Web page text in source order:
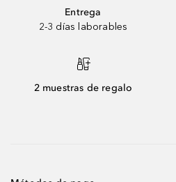
Entrega
2-3 días laborables
2 muestras de regalo